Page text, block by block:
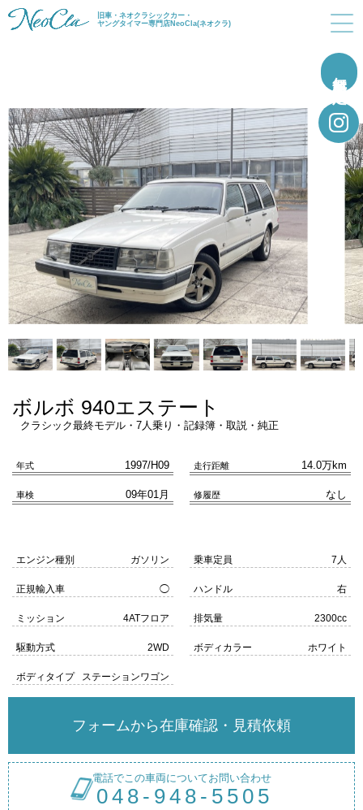
旧車・ネオクラシックカー・
ヤングタイマー専門店NeoCla(ネオクラ)
ボルボ 940エステート
クラシック最終モデル・7人乗り・記録簿・取説・純正
年式 1997/H09 走行距離 14.0万km
車検 09年01月 修履歴 なし
エンジン種別 ガソリン 乗車定員 7人
正規輸入車 ◯ ハンドル 右
ミッション 4ATフロア 排気量 2300cc
駆動方式 2WD ボディカラー ホワイト
ボディタイプ ステーションワゴン
フォームから在庫確認・見積依頼
電話でこの車両についてお問い合わせ
048-948-5505